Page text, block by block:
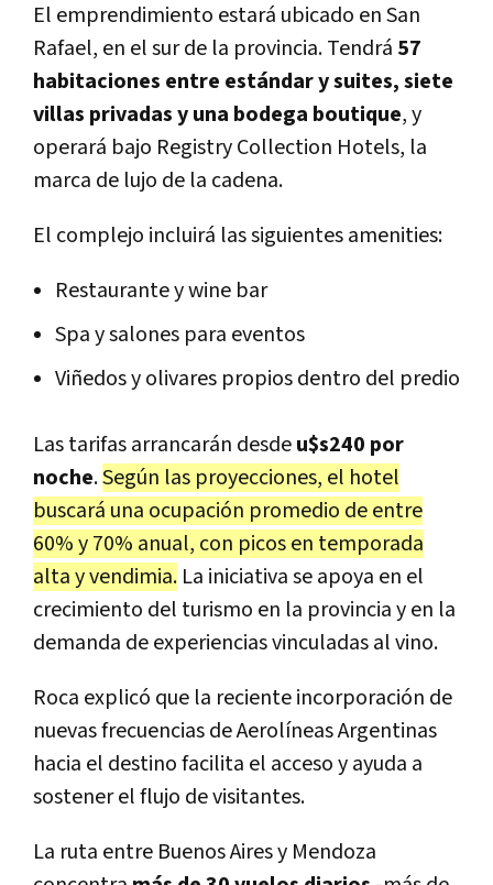
El emprendimiento estará ubicado en San
Rafael, en el sur de la provincia. Tendrá 57
habitaciones entre estándar y suites, siete
villas privadas y una bodega boutique, y
operará bajo Registry Collection Hotels, la
marca de lujo de la cadena.
El complejo incluirá las siguientes amenities:
Restaurante y wine bar
Spa y salones para eventos
Viñedos y olivares propios dentro del predio
Las tarifas arrancarán desdeu$s240 por
noche.Según las proyecciones, el hotel
buscará una ocupación promedio de entre
60% y 70% anual, con picos en temporada
alta y vendimia. La iniciativa se apoya en el
crecimiento del turismo en la provincia y en la
demanda de experiencias vinculadas al vino.
Roca explicó que la reciente incorporación de
nuevas frecuencias de Aerolíneas Argentinas
hacia el destino facilita el acceso y ayuda a
sostener el flujo de visitantes.
La ruta entre Buenos Aires y Mendoza